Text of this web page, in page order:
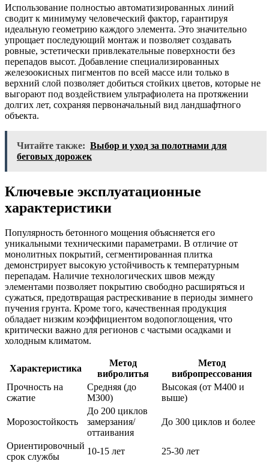
Использование полностью автоматизированных линий
сводит к минимуму человеческий фактор, гарантируя
идеальную геометрию каждого элемента. Это значительно
упрощает последующий монтаж и позволяет создавать
ровные, эстетически привлекательные поверхности без
перепадов высот. Добавление специализированных
железоокисных пигментов по всей массе или только в
верхний слой позволяет добиться стойких цветов, которые не
выгорают под воздействием ультрафиолета на протяжении
долгих лет, сохраняя первоначальный вид ландшафтного
объекта.
Читайте также: Выбор и уход за полотнами для
беговых дорожек
Ключевые эксплуатационные
характеристики
Популярность бетонного мощения объясняется его
уникальными техническими параметрами. В отличие от
монолитных покрытий, сегментированная плитка
демонстрирует высокую устойчивость к температурным
перепадам. Наличие технологических швов между
элементами позволяет покрытию свободно расширяться и
сужаться, предотвращая растрескивание в периоды зимнего
пучения грунта. Кроме того, качественная продукция
обладает низким коэффициентом водопоглощения, что
критически важно для регионов с частыми осадками и
холодным климатом.
Характеристика
Метод
вибролитья
Метод
вибропрессования
Прочность на
сжатие
Средняя (до
М300)
Высокая (от М400 и
выше)
Морозостойкость
До 200 циклов
замерзания/
оттаивания
До 300 циклов и более
Ориентировочный
срок службы
10-15 лет 25-30 лет